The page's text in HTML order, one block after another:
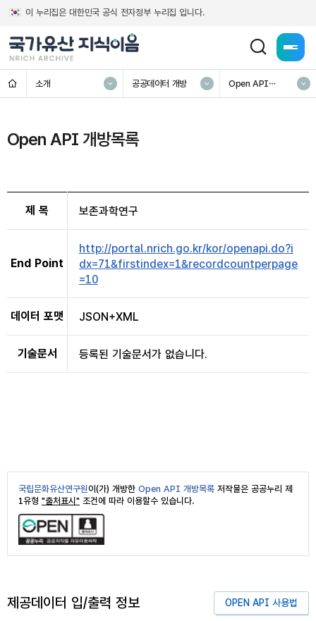
이 누리집은 대한민국 공식 전자정부 누리집 입니다.
전체
홈 소개 공공데이터 개방
Open API
Open API 개방목록
제 목 보존과학연구
End Point
http://portal.nrich.go.kr/kor/openapi.do?i
dx=71&firstindex=1&recordcountperpage
=10
데이터 포맷 JSON+XML
기술문서 등록된 기술문서가 없습니다.
국립문화유산연구원이(가) 개방한 Open API 개방목록 저작물은 공공누리 제
1유형 "출처표시" 조건에 따라 이용할수 있습니다.
제공데이터 입/출력 정보 OPEN API 사용법